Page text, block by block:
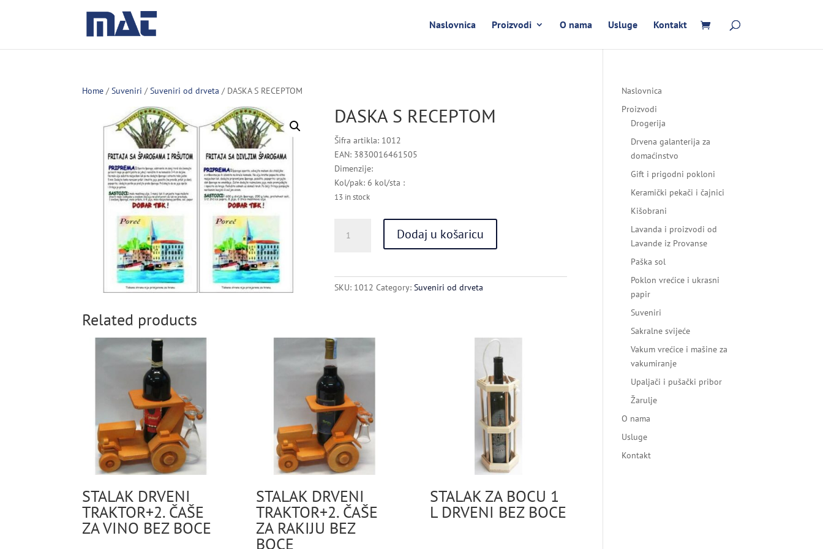
Naslovnica Proizvodi O nama Usluge Kontakt
Home /Suveniri /Suveniri od drveta / DASKA S RECEPTOM
DASKA S RECEPTOM
Šifra artikla: 1012
EAN: 3830016461505
Dimenzije:
Kol/pak: 6 kol/sta :
13 in stock
Dodaj u košaricu
SKU: 1012 Category:Suveniri od drveta
Related products
STALAK DRVENI
TRAKTOR+2. ČAŠE
ZA VINO BEZ BOCE
STALAK DRVENI
TRAKTOR+2. ČAŠE
ZA RAKIJU BEZ
BOCE
STALAK ZA BOCU 1
L DRVENI BEZ BOCE
Naslovnica
Proizvodi
Drogerija
Drvena galanterija za
domaćinstvo
Gift i prigodni pokloni
Keramički pekači i čajnici
Kišobrani
Lavanda i proizvodi od
Lavande iz Provanse
Paška sol
Poklon vrećice i ukrasni
papir
Suveniri
Sakralne svijeće
Vakum vrećice i mašine za
vakumiranje
Upaljači i pušački pribor
Žarulje
O nama
Usluge
Kontakt